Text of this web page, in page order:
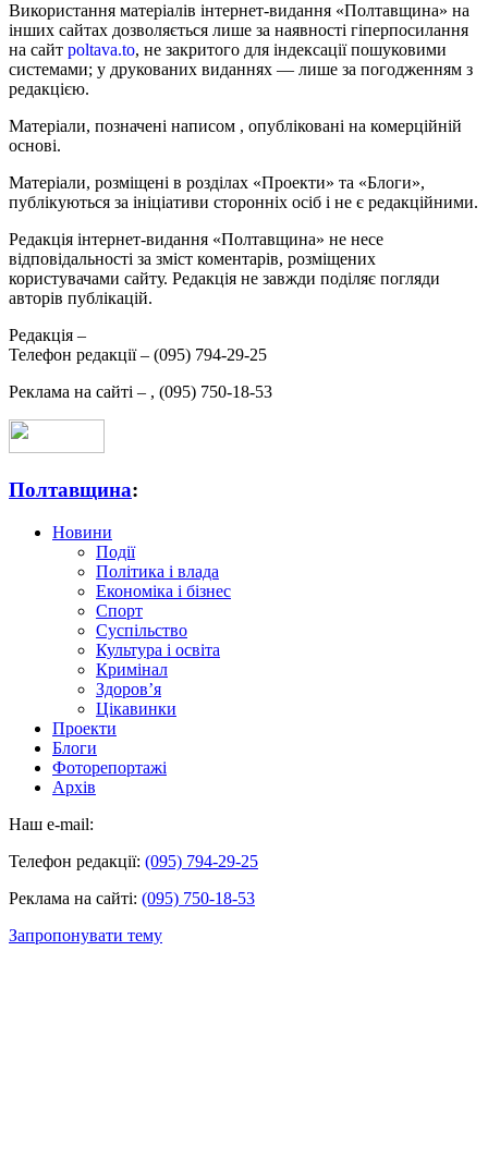
Використання матеріалів інтернет-видання «Полтавщина» на
інших сайтах дозволяється лише за наявності гіперпосилання
на сайт poltava.to, не закритого для індексації пошуковими
системами; у друкованих виданнях — лише за погодженням з
редакцією.
Матеріали, позначені написом , опубліковані на комерційній
основі.
Матеріали, розміщені в розділах «Проекти» та «Блоги»,
публікуються за ініціативи сторонніх осіб і не є редакційними.
Редакція інтернет-видання «Полтавщина» не несе
відповідальності за зміст коментарів, розміщених
користувачами сайту. Редакція не завжди поділяє погляди
авторів публікацій.
Редакція –
Телефон редакції – (095) 794-29-25
Реклама на сайті – , (095) 750-18-53
Полтавщина:
Новини
Події
Політика і влада
Економіка і бізнес
Спорт
Суспільство
Культура і освіта
Кримінал
Здоров’я
Цікавинки
Проекти
Блоги
Фоторепортажі
Архів
Наш e-mail:
Телефон редакції: (095) 794-29-25
Реклама на сайті: (095) 750-18-53
Запропонувати тему